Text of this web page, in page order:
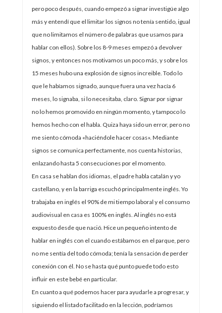
pero poco después, cuando empezó a signar investigúe algo
más y entendí que el limitar los signos no tenía sentido, igual
que no limitamos el número de palabras que usamos para
hablar con ellos). Sobre los 8-9 meses empezó a devolver
signos, y entonces nos motivamos un poco más, y sobre los
15 meses hubo una explosión de signos increible. Todo lo
que le habíamos signado, aunque fuera una vez hacía 6
meses, lo signaba, si lo necesitaba, claro. Signar por signar
no lo hemos promovido en ningún momento, y tampoco lo
hemos hecho con el habla. Quiza haya sido un error, pero no
me siento cómoda «haciéndole hacer cosas». Mediante
signos se comunica perfectamente, nos cuenta historias,
enlazando hasta 5 consecuciones por el momento.
En casa se hablan dos idiomas, el padre habla catalán y yo
castellano, y en la barriga escuchó principalmente inglés. Yo
trabajaba en inglés el 90% de mi tiempo laboral y el consumo
audiovisual en casa es 100% en inglés. Al inglés no está
expuesto desde que nació. Hice un pequeño intento de
hablar en inglés con el cuando estábamos en el parque, pero
no me sentía del todo cómoda; tenía la sensación de perder
conexión con él. No se hasta qué punto puede todo esto
influir en este bebé en particular.
En cuanto a qué podemos hacer para ayudarle a progresar, y
siguiendo el listado facilitado en la lección, podríamos